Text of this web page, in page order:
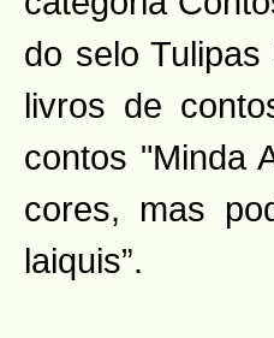
do selo
livros de
contos "Minda
cores, mas
laiquis”.